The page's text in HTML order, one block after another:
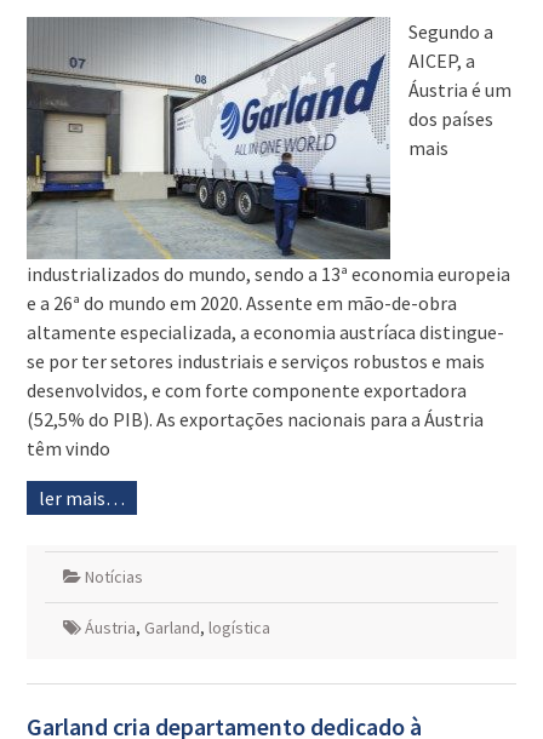
Segundo a
AICEP, a
Áustria é um
dos países
mais
industrializados do mundo, sendo a 13ª economia europeia
e a 26ª do mundo em 2020. Assente em mão-de-obra
altamente especializada, a economia austríaca distingue-
se por ter setores industriais e serviços robustos e mais
desenvolvidos, e com forte componente exportadora
(52,5% do PIB). As exportações nacionais para a Áustria
têm vindo
ler mais…
Notícias
Áustria, Garland, logística
Garland cria departamento dedicado à